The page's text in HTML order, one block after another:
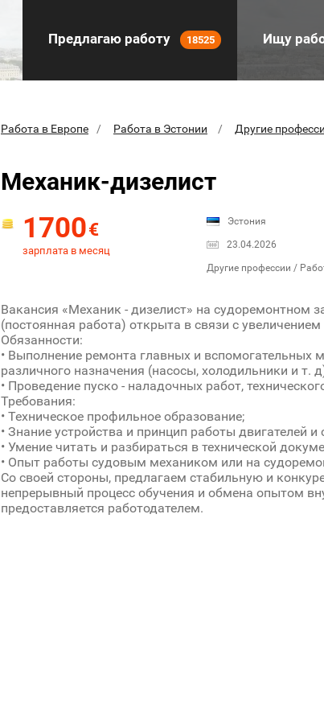
Предлагаю работу 18525 Ищу
Работа в Европе Работа в Эстонии Другие
Механик-дизелист
1700€
зарплата в месяц
Эстония
23.04.2026
Другие профессии /
Вакансия «Механик - дизелист» на судоремонтном
(постоянная работа) открыта в связи с
Обязанности:
• Выполнение ремонта главных и вспомогательных
различного назначения (насосы, холодильники и т.
• Проведение пуско - наладочных работ,
Требования:
• Техническое профильное образование;
• Знание устройства и принцип работы двигателей
• Умение читать и разбираться в технической
• Опыт работы судовым механиком или на
Со своей стороны, предлагаем стабильную и
непрерывный процесс обучения и обмена опытом
предоставляется работодателем.